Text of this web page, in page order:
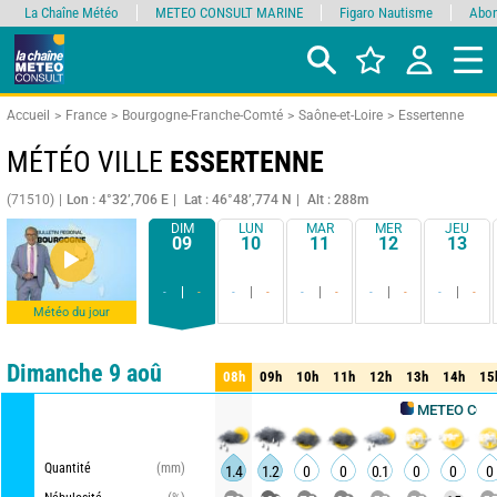
Accueil France Bourgogne-Franche-Comté Saône-et-Loire Essertenne
MÉTÉO VILLE ESSERTENNE
(71510) Lon : 4°32’,706 E Lat : 46°48’,774 N Alt : 288m
Météo du jour
DIM
09
- -
LUN
10
- -
MAR
11
- -
MER
12
- -
JEU
13
- -
Comparateur détaillé synthétique
Dimanche 9 aoû
METEO CONSULT
Quantité
(mm)
08h 09h 10h 11h 12h 13h 14h
08h 09h 10h 11h 12h 13h 14h
1.4 1.2 0 0 0.1 0 0
0
La Chaîne Météo METEO CONSULT MARINE Figaro Nautisme